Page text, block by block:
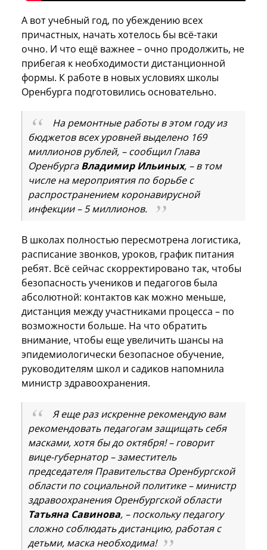
А вот учебный год, по убеждению всех
причастных, начать хотелось бы всё-таки
очно. И что ещё важнее – очно продолжить, не
прибегая к необходимости дистанционной
формы. К работе в новых условиях школы
Оренбурга подготовились основательно.
На ремонтные работы в этом году из
бюджетов всех уровней выделено 169
миллионов рублей, – сообщил Глава
ОренбургаВладимир Ильиных, – в том
числе на мероприятия по борьбе с
распространением коронавирусной
инфекции – 5 миллионов.
В школах полностью пересмотрена логистика,
расписание звонков, уроков, график питания
ребят. Всё сейчас скорректировано так, чтобы
безопасность учеников и педагогов была
абсолютной: контактов как можно меньше,
дистанция между участниками процесса – по
возможности больше. На что обратить
внимание, чтобы еще увеличить шансы на
эпидемиологически безопасное обучение,
руководителям школ и садиков напомнила
министр здравоохранения.
Я еще раз искренне рекомендую вам
рекомендовать педагогам защищать себя
масками, хотя бы до октября! – говорит
вице-губернатор – заместитель
председателя Правительства Оренбургской
области по социальной политике – министр
здравоохранения Оренбургской области
Татьяна Савинова, – поскольку педагогу
сложно соблюдать дистанцию, работая с
детьми, маска необходима!